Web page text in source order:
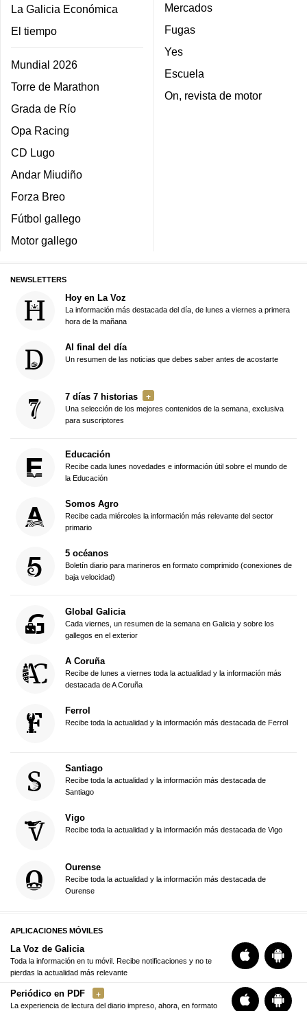
La Galicia Económica
El tiempo
Mundial 2026
Torre de Marathon
Grada de Río
Opa Racing
CD Lugo
Andar Miudiño
Forza Breo
Fútbol gallego
Motor gallego
Mercados
Fugas
Yes
Escuela
On, revista de motor
NEWSLETTERS
Hoy en La Voz
La información más destacada del día, de lunes a viernes a primera
hora de la mañana
Al final del día
Un resumen de las noticias que debes saber antes de acostarte
7 días 7 historias
Una selección de los mejores contenidos de la semana, exclusiva
para suscriptores
Educación
Recibe cada lunes novedades e información útil sobre el mundo de
la Educación
Somos Agro
Recibe cada miércoles la información más relevante del sector
primario
5 océanos
Boletín diario para marineros en formato comprimido (conexiones de
baja velocidad)
Global Galicia
Cada viernes, un resumen de la semana en Galicia y sobre los
gallegos en el exterior
A Coruña
Recibe de lunes a viernes toda la actualidad y la información más
destacada de A Coruña
Ferrol
Recibe toda la actualidad y la información más destacada de Ferrol
Santiago
Recibe toda la actualidad y la información más destacada de
Santiago
Vigo
Recibe toda la actualidad y la información más destacada de Vigo
Ourense
Recibe toda la actualidad y la información más destacada de
Ourense
APLICACIONES MÓVILES
La Voz de Galicia
Toda la información en tu móvil. Recibe notificaciones y no te
pierdas la actualidad más relevante
Periódico en PDF
La experiencia de lectura del diario impreso, ahora, en formato